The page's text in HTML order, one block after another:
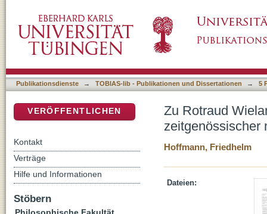
Autoren". Teil I: Eine Methodenkritik
Publikationsdienste → TOBIAS-lib - Publikationen und Dissertationen → 5
Zu Rotraud
zeitgenössischer
Hoffmann, Friedhelm
Dateien:
VERÖFFENTLICHEN
Kontakt
Verträge
Hilfe und Informationen
Stöbern